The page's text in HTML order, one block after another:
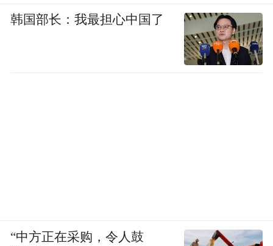
韩国部长：我最担心中国了
“中方正在采购，令人鼓